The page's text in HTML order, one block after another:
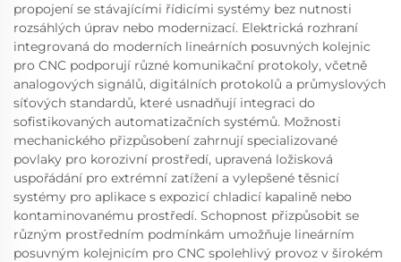
propojení se stávajícími řídicími systémy bez nutnosti
rozsáhlých úprav nebo modernizací. Elektrická rozhraní
integrovaná do moderních lineárních posuvných kolejnic
pro CNC podporují různé komunikační protokoly, včetně
analogových signálů, digitálních protokolů a průmyslových
síťových standardů, které usnadňují integraci do
sofistikovaných automatizačních systémů. Možnosti
mechanického přizpůsobení zahrnují specializované
povlaky pro korozivní prostředí, upravená ložisková
uspořádání pro extrémní zatížení a vylepšené těsnicí
systémy pro aplikace s expozicí chladicí kapalině nebo
kontaminovanému prostředí. Schopnost přizpůsobit se
různým prostředním podmínkám umožňuje lineárním
posuvným kolejnicím pro CNC spolehlivý provoz v širokém